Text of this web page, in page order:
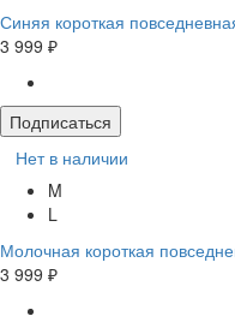
Синяя короткая
3 999 ₽
Подписаться
Нет в наличии
M
L
Молочная короткая
3 999 ₽